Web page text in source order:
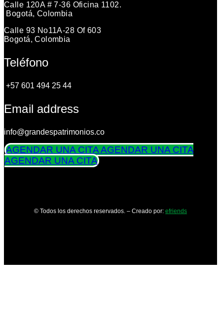
Calle 120A # 7-36 Oficina 1102.
Bogotá, Colombia
Calle 93 No11A-28 Of 603
Bogotá, Colombia
Teléfono
+57 601 494 25 44
Email address
info@grandespatrimonios.co
AGENDAR UNA CITAAGENDAR UNA CITA
AGENDAR UNA CITA
© Todos los derechos reservados. – Creado por: efriends